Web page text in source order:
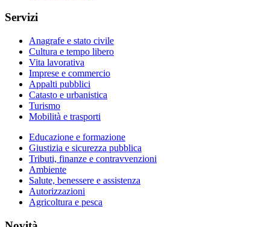
Servizi
Anagrafe e stato civile
Cultura e tempo libero
Vita lavorativa
Imprese e commercio
Appalti pubblici
Catasto e urbanistica
Turismo
Mobilità e trasporti
Educazione e formazione
Giustizia e sicurezza pubblica
Tributi, finanze e contravvenzioni
Ambiente
Salute, benessere e assistenza
Autorizzazioni
Agricoltura e pesca